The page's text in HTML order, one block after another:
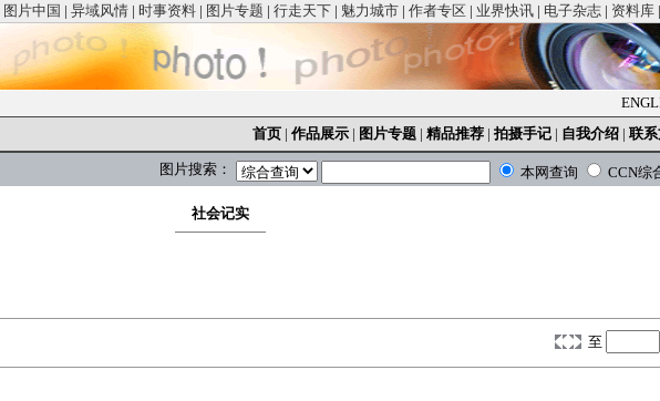
图片中国 | 异域风情 | 时事资料 | 图片专题 | 行走天下 | 魅力城市 | 作者专区 | 业界快讯 | 电子杂志 | 资料库 |
首页 | 作品展示 | 图片专题 | 精品推荐 | 拍摄手记 | 自我介绍 | 联
图片搜索： 本网查询 CCN综
社会记实
至